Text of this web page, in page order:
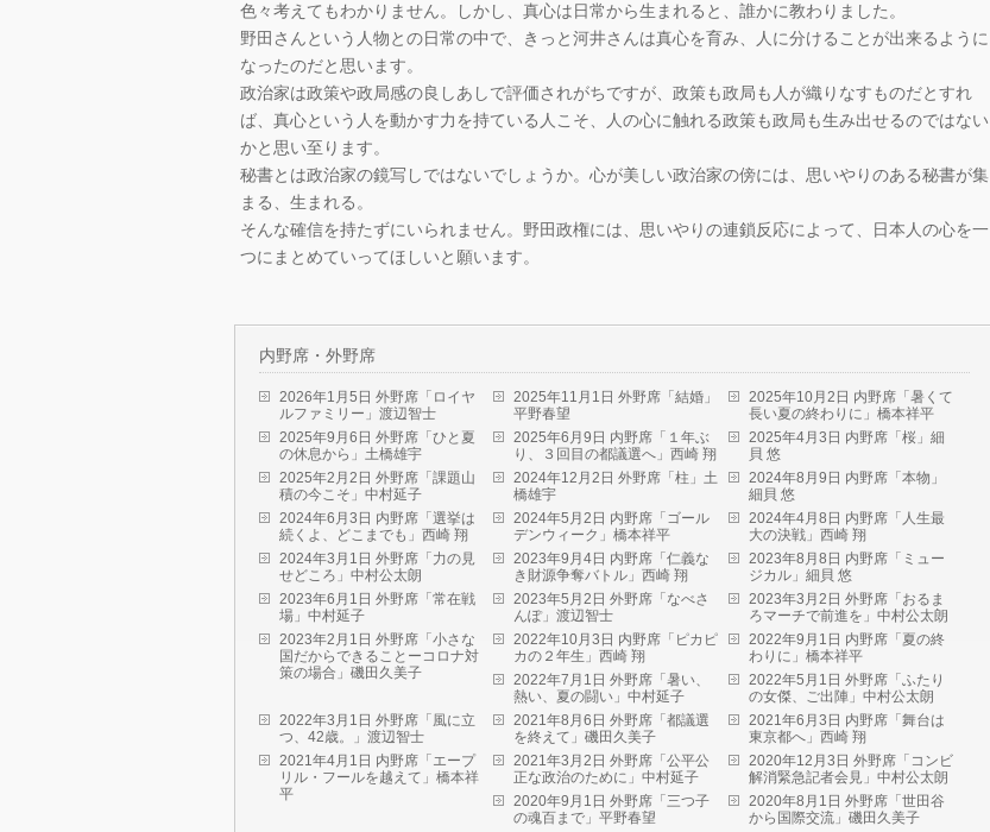
色々考えてもわかりません。しかし、真心は日常から生まれると、誰かに教わりました。
野田さんという人物との日常の中で、きっと河井さんは真心を育み、人に分けることが出来るように
なったのだと思います。
政治家は政策や政局感の良しあしで評価されがちですが、政策も政局も人が織りなすものだとすれ
ば、真心という人を動かす力を持ている人こそ、人の心に触れる政策も政局も生み出せるのではない
かと思い至ります。
秘書とは政治家の鏡写しではないでしょうか。心が美しい政治家の傍には、思いやりのある秘書が集
まる、生まれる。
そんな確信を持たずにいられません。野田政権には、思いやりの連鎖反応によって、日本人の心を一
つにまとめていってほしいと願います。
内野席・外野席
2026年1月5日 外野席「ロイヤ
ルファミリー」渡辺智士
2025年11月1日 外野席「結婚」
平野春望
2025年10月2日 内野席「暑くて
長い夏の終わりに」橋本祥平
2025年9月6日 外野席「ひと夏
の休息から」土橋雄宇
2025年6月9日 内野席「１年ぶ
り、３回目の都議選へ」西崎 翔
2025年4月3日 内野席「桜」細
貝 悠
2025年2月2日 外野席「課題山
積の今こそ」中村延子
2024年12月2日 外野席「柱」土
橋雄宇
2024年8月9日 内野席「本物」
細貝 悠
2024年6月3日 内野席「選挙は
続くよ、どこまでも」西崎 翔
2024年5月2日 内野席「ゴール
デンウィーク」橋本祥平
2024年4月8日 内野席「人生最
大の決戦」西崎 翔
2024年3月1日 外野席「力の見
せどころ」中村公太朗
2023年9月4日 内野席「仁義な
き財源争奪バトル」西崎 翔
2023年8月8日 内野席「ミュー
ジカル」細貝 悠
2023年6月1日 外野席「常在戦
場」中村延子
2023年5月2日 外野席「なべさ
んぽ」渡辺智士
2023年3月2日 外野席「おるま
ろマーチで前進を」中村公太朗
2023年2月1日 外野席「小さな
国だからできることーコロナ対
策の場合」磯田久美子
2022年10月3日 内野席「ピカピ
カの２年生」西崎 翔
2022年9月1日 内野席「夏の終
わりに」橋本祥平
2022年7月1日 外野席「暑い、
熱い、夏の闘い」中村延子
2022年5月1日 外野席「ふたり
の女傑、ご出陣」中村公太朗
2022年3月1日 外野席「風に立
つ、42歳。」渡辺智士
2021年8月6日 外野席「都議選
を終えて」磯田久美子
2021年6月3日 内野席「舞台は
東京都へ」西崎 翔
2021年4月1日 内野席「エープ
リル・フールを越えて」橋本祥
平
2021年3月2日 外野席「公平公
正な政治のために」中村延子
2020年12月3日 外野席「コンビ
解消緊急記者会見」中村公太朗
2020年9月1日 外野席「三つ子
の魂百まで」平野春望
2020年8月1日 外野席「世田谷
から国際交流」磯田久美子